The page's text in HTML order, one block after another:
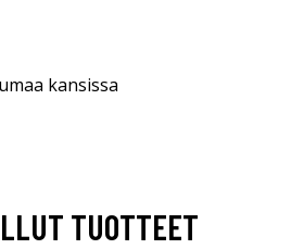
kansissa
TUOTTEET